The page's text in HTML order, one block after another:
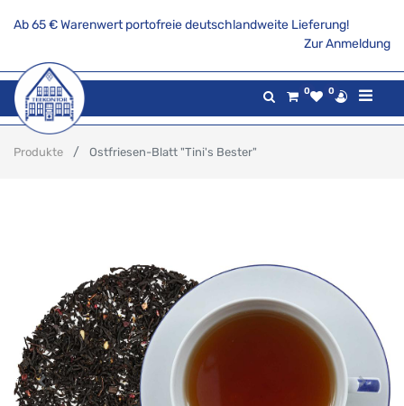
Ab 65 € Warenwert portofreie deutschlandweite Lieferung!
Zur Anmeldung
0 0
Produkte Ostfriesen-Blatt "Tini's Bester"